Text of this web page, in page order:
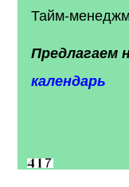
Тайм-
Предлагаем
календарь